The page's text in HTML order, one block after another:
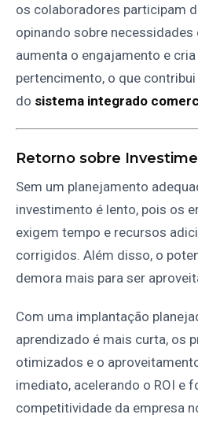
os colaboradores participam
opinando sobre
aumenta o engajamento e
pertencimento, o que
do sistema integrado
Retorno sobre
Sem um planejamento
investimento é lento, pois os
exigem tempo e recursos
corrigidos. Além disso, o
demora mais para ser
Com uma implantação
aprendizado é mais curta, os
otimizados e o
imediato, acelerando o ROI e
competitividade da empresa